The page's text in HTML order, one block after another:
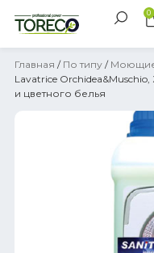
0
Главная / По типу / Моющие
Lavatrice
и цветного белья